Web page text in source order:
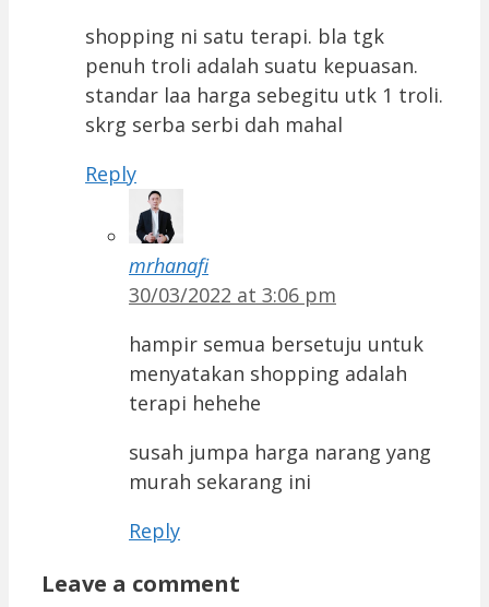
shopping ni satu terapi. bla tgk
penuh troli adalah suatu kepuasan.
standar laa harga sebegitu utk 1 troli.
skrg serba serbi dah mahal
Reply
mrhanafi
30/03/2022 at 3:06 pm
hampir semua bersetuju untuk
menyatakan shopping adalah
terapi hehehe
susah jumpa harga narang yang
murah sekarang ini
Reply
Leave a comment